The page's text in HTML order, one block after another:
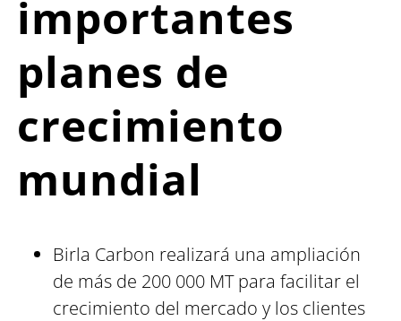
importantes
planes de
crecimiento
mundial
Birla Carbon realizará una ampliación
de más de 200 000 MT para facilitar el
crecimiento del mercado y los clientes